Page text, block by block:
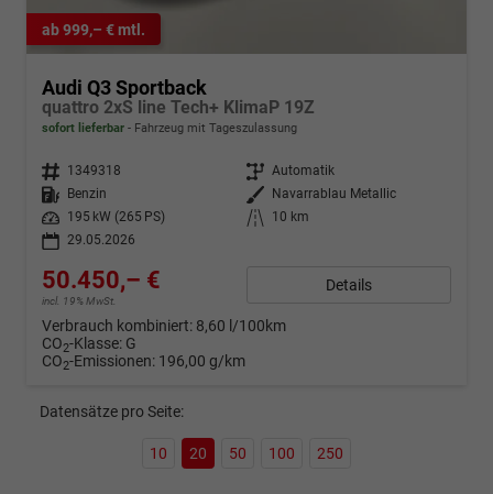
ab 999,– € mtl.
Audi Q3 Sportback
quattro 2xS line Tech+ KlimaP 19Z
sofort lieferbar Fahrzeug mit Tageszulassung
Fahrzeugnr. 1349318 Getriebe Automatik
Kraftstoff
Benzin Außenfarbe
Navarrablau Metallic
Leistung
195 kW (265 PS) Kilometerstand
10 km
29.05.2026
50.450,– €
incl. 19% MwSt.
Details
Verbrauch kombiniert: 8,60 l/100km
CO2-Klasse: G
CO2-Emissionen: 196,00 g/km
Datensätze pro Seite:
10 20 50 100 250